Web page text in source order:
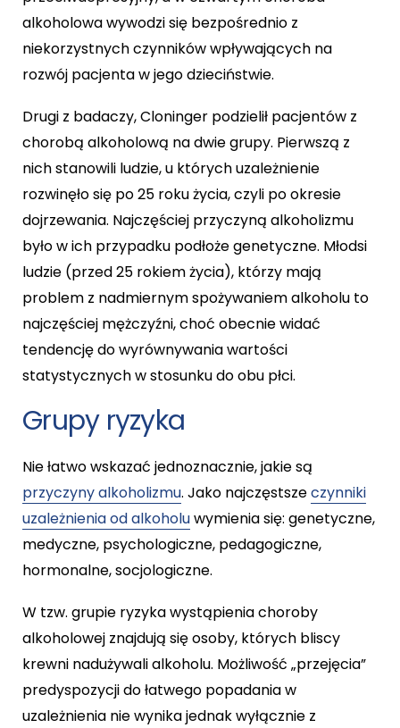
alkoholowa wywodzi się bezpośrednio z
niekorzystnych czynników wpływających na
rozwój pacjenta w jego dzieciństwie.
Drugi z badaczy, Cloninger podzielił pacjentów z
chorobą alkoholową na dwie grupy. Pierwszą z
nich stanowili ludzie, u których uzależnienie
rozwinęło się po 25 roku życia, czyli po okresie
dojrzewania. Najczęściej przyczyną alkoholizmu
było w ich przypadku podłoże genetyczne. Młodsi
ludzie (przed 25 rokiem życia), którzy mają
problem z nadmiernym spożywaniem alkoholu to
najczęściej mężczyźni, choć obecnie widać
tendencję do wyrównywania wartości
statystycznych w stosunku do obu płci.
Grupy ryzyka
Nie łatwo wskazać jednoznacznie, jakie są
przyczyny alkoholizmu. Jako najczęstszeczynniki
uzależnienia od alkoholuwymienia się: genetyczne,
medyczne, psychologiczne, pedagogiczne,
hormonalne, socjologiczne.
W tzw. grupie ryzyka wystąpienia choroby
alkoholowej znajdują się osoby, których bliscy
krewni nadużywali alkoholu. Możliwość „przejęcia”
predyspozycji do łatwego popadania w
uzależnienia nie wynika jednak wyłącznie z